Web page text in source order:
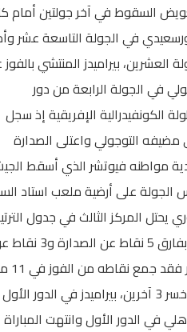
السقوط في آخر جولتين أمام
في الجولة التاسعة عشر
العشرين، بيراميدز المنتشي
في الجولة الرابعة من دور
الكونفيدرالية الإفريقية إذ سجل
التوجولي واعتلى الصدارة
مواطنه فيوتشر الذي أسقط
على أرضية ملعب استاد
يحتل المركز الثالث في جدول
برصيد 39 نقطة بفارق 5 نقاط عن
وتعادل في 6 وخسر 3 آخرين، بيراميدز في الدور الأول
في الدور الأول وانتهت المباراة